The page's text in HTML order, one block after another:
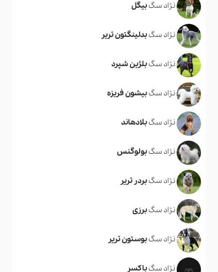
نژاد سگبیگل
نژاد سگبدلینگتون تریر
نژاد سگبلژین شپرد
نژاد سگبیشون فریزه
نژاد سگبلادهاند
نژاد سگبولوگنس
نژاد سگبردر تریر
نژاد سگبرزی
نژاد سگبوستون تریر
نژاد سگباکسر